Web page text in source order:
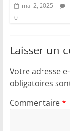
mai 2, 2025
0
Laisser un
Votre adresse
obligatoires
Commentaire*